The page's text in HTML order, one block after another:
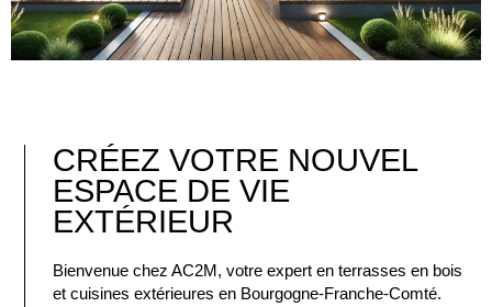
CRÉEZ VOTRE NOUVEL
ESPACE DE VIE
EXTÉRIEUR
Bienvenue chez AC2M, votre expert en terrasses en bois
et cuisines extérieures en Bourgogne-Franche-Comté.